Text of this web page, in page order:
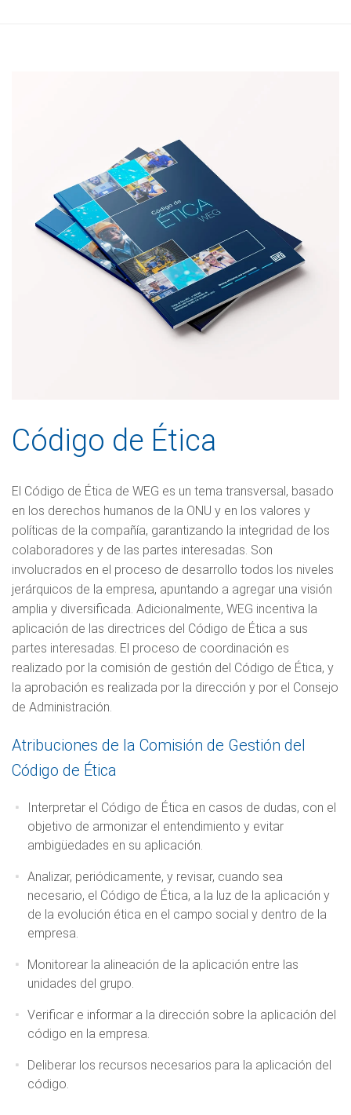
Código de Ética
El Código de Ética de WEG es un tema transversal, basado
en los derechos humanos de la ONU y en los valores y
políticas de la compañía, garantizando la integridad de los
colaboradores y de las partes interesadas. Son
involucrados en el proceso de desarrollo todos los niveles
jerárquicos de la empresa, apuntando a agregar una visión
amplia y diversificada. Adicionalmente, WEG incentiva la
aplicación de las directrices del Código de Ética a sus
partes interesadas. El proceso de coordinación es
realizado por la comisión de gestión del Código de Ética, y
la aprobación es realizada por la dirección y por el Consejo
de Administración.
Atribuciones de la Comisión de Gestión del
Código de Ética
Interpretar el Código de Ética en casos de dudas, con el
objetivo de armonizar el entendimiento y evitar
ambigüedades en su aplicación.
Analizar, periódicamente, y revisar, cuando sea
necesario, el Código de Ética, a la luz de la aplicación y
de la evolución ética en el campo social y dentro de la
empresa.
Monitorear la alineación de la aplicación entre las
unidades del grupo.
Verificar e informar a la dirección sobre la aplicación del
código en la empresa.
Deliberar los recursos necesarios para la aplicación del
código.